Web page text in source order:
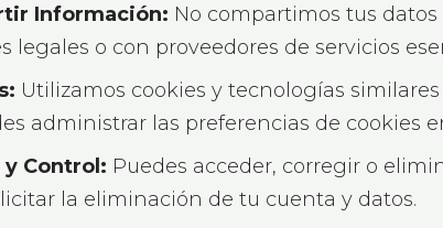
Información: No compartimos tus
legales o con proveedores de servicios
Utilizamos cookies y tecnologías
administrar las preferencias de cookies
y Control: Puedes acceder, corregir o
la eliminación de tu cuenta y datos.